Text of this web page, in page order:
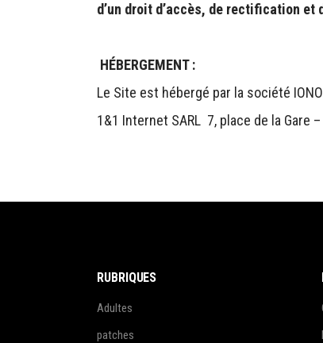
d’un droit d’accès, de rectification
HÉBERGEMENT :
Le Site est hébergé par la société
1&1 Internet SARL 7, place de la Gare
RUBRIQUES
Adultes
patches